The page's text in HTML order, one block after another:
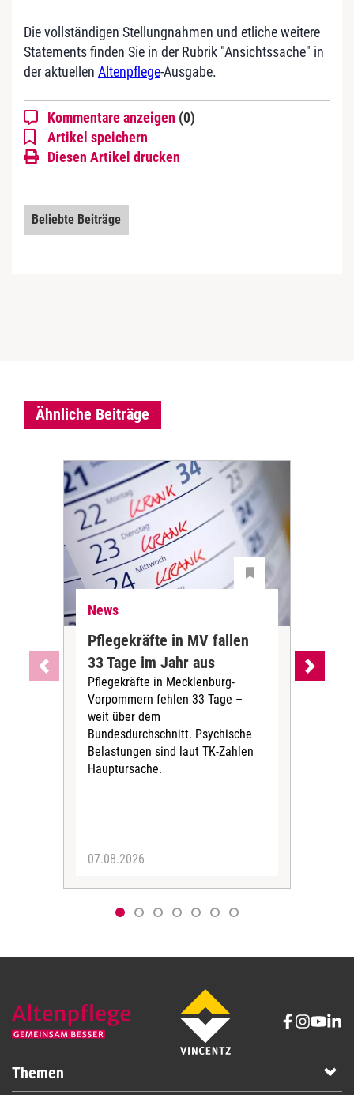
Die vollständigen Stellungnahmen und etliche weitere
Statements finden Sie in der Rubrik "Ansichtssache" in
der aktuellen Altenpflege-Ausgabe.
Kommentare anzeigen (0)
Artikel speichern
Diesen Artikel drucken
Beliebte Beiträge
Ähnliche Beiträge
News
Pflegekräfte in MV fallen
33 Tage im Jahr aus
Pflegekräfte in Mecklenburg-
Vorpommern fehlen 33 Tage –
weit über dem
Bundesdurchschnitt. Psychische
Belastungen sind laut TK-Zahlen
Hauptursache.
07.08.2026
Themen